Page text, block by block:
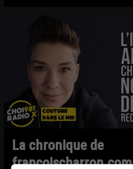
La chronique de
francoischarron.com